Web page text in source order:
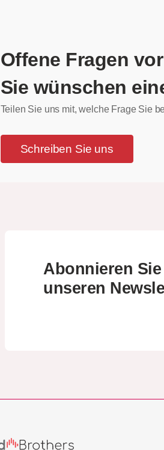
Offene Fragen
Sie wünschen
Teilen Sie uns mit, welche Frage Sie
Schreiben Sie uns
Abonnieren Sie
unseren